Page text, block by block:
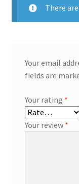
There
Your email
fields are
Your rating *
Your review *